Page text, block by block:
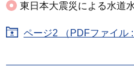
東日本大震災による水道
ページ2 （PDFファイル :